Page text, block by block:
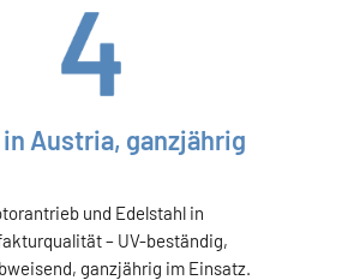
in Austria, ganzjährig
und Edelstahl in
– UV-beständig,
ganzjährig im Einsatz.